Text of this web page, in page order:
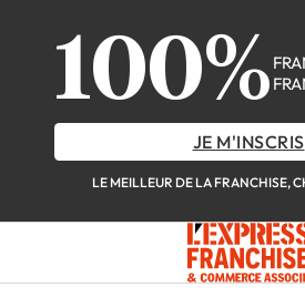
100%
JE M'INSCRIS
LE MEILLEUR DE LA FRANCHISE,